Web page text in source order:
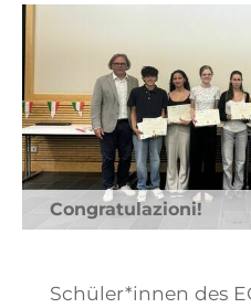
Congratulazioni!
Schüler*innen des